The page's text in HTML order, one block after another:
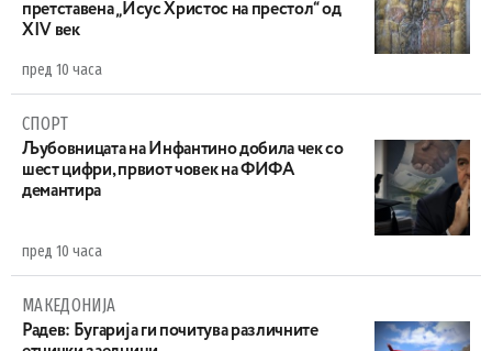
претставена „Исус Христос на престол“ од
XIV век
пред 10 часа
СПОРТ
Љубовницата на Инфантино добила чек со
шест цифри, првиот човек на ФИФА
демантира
пред 10 часа
МАКЕДОНИЈА
Радев: Бугарија ги почитува различните